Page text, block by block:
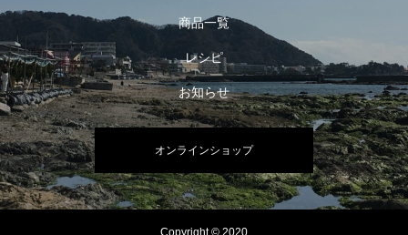
商品一覧
レシピ
お知らせ
オンラインショップ
Copyright © 2020